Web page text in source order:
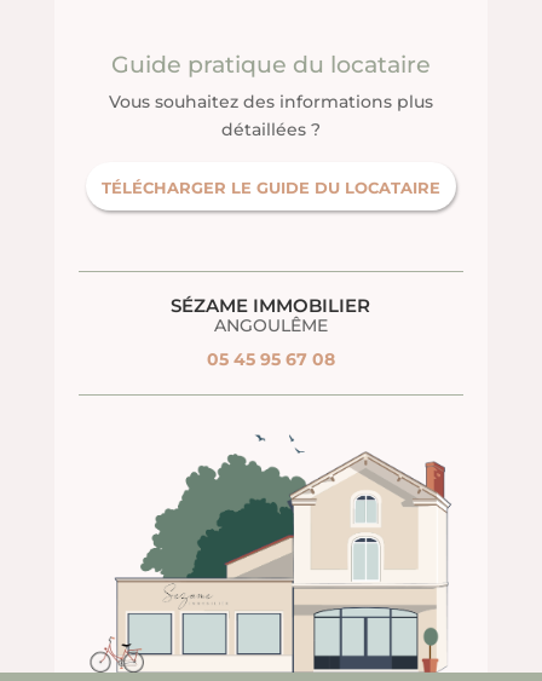
Guide pratique du locataire
Vous souhaitez des informations plus
détaillées ?
TÉLÉCHARGER LE GUIDE DU LOCATAIRE
SÉZAME IMMOBILIER
ANGOULÊME
05 45 95 67 08